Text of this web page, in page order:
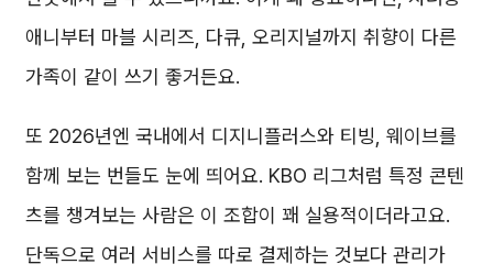
애니부터 마블 시리즈, 다큐, 오리지널까지 취향이 다른
가족이 같이 쓰기 좋거든요.
또 2026년엔 국내에서 디지니플러스와 티빙, 웨이브를
함께 보는 번들도 눈에 띄어요. KBO 리그처럼 특정 콘텐
츠를 챙겨보는 사람은 이 조합이 꽤 실용적이더라고요.
단독으로 여러 서비스를 따로 결제하는 것보다 관리가